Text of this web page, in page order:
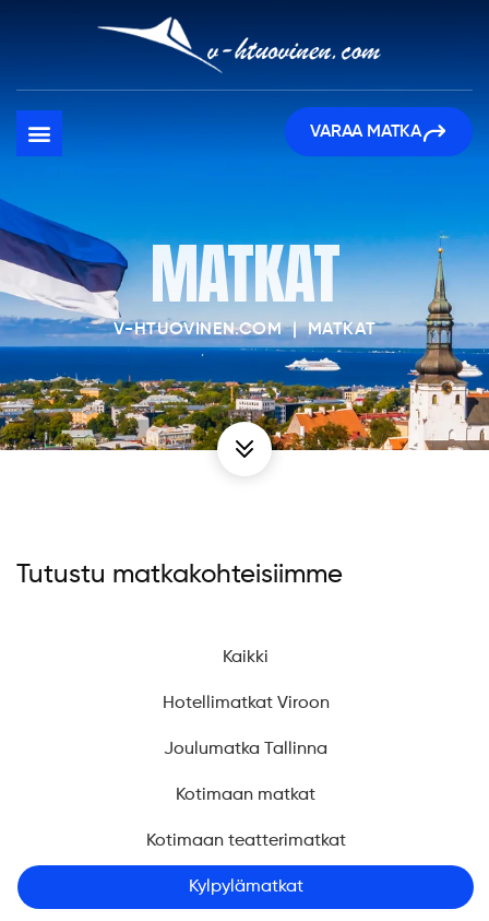
VARAA MATKA
MATKAT
V-HTUOVINEN.COM|MATKAT
Tutustu matkakohteisiimme
Kaikki
Hotellimatkat Viroon
Joulumatka Tallinna
Kotimaan matkat
Kotimaan teatterimatkat
Kylpylämatkat